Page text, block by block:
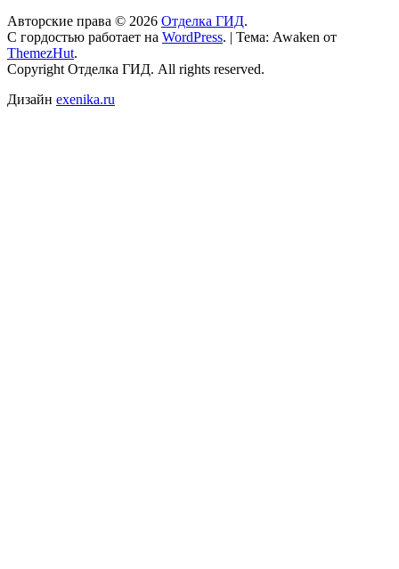
Авторские права © 2026 Отделка ГИД.
С гордостью работает на WordPress. | Тема: Awaken от
ThemezHut.
Copyright Отделка ГИД. All rights reserved.
Дизайн exenika.ru